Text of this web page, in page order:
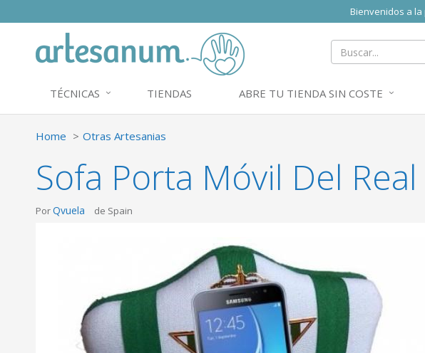
Bienvenidos a
TÉCNICAS TIENDAS ABRE TU TIENDA SIN COSTE
Home Otras Artesanias
Sofa Porta Móvil Del
PorQvuela de Spain